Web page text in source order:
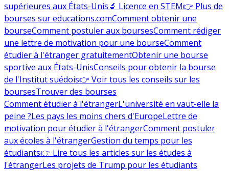
supérieures aux États-Unis🔬 Licence en STEM👉 Plus de
bourses sur educations.comComment obtenir une
bourseComment postuler aux boursesComment rédiger
une lettre de motivation pour une bourseComment
étudier à l'étranger gratuitementObtenir une bourse
sportive aux États-UnisConseils pour obtenir la bourse
de l'Institut suédois👉 Voir tous les conseils sur les
boursesTrouver des bourses
Comment étudier à l'étrangerL'université en vaut-elle la
peine ?Les pays les moins chers d'EuropeLettre de
motivation pour étudier à l'étrangerComment postuler
aux écoles à l'étrangerGestion du temps pour les
étudiants👉 Lire tous les articles sur les études à
l'étrangerLes projets de Trump pour les étudiants